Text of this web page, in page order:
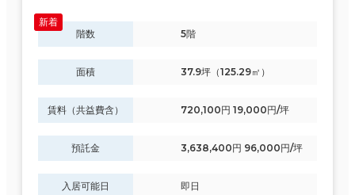
階数 5階
面積 37.9坪（125.29㎡）
賃料（共益費含） 720,100円 19,000円/坪
預託金 3,638,400円 96,000円/坪
入居可能日 即日